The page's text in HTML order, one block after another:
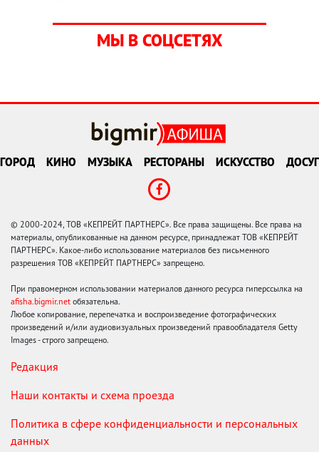
МЫ В СОЦСЕТЯХ
ГОРОД КИНО МУЗЫКА РЕСТОРАНЫ ИСКУССТВО ДОСУГ
© 2000-2024, ТОВ «КЕПРЕЙТ ПАРТНЕРС». Все права защищены. Все права на
материалы, опубликованные на данном ресурсе, принадлежат ТОВ «КЕПРЕЙТ
ПАРТНЕРС». Какое-либо использование материалов без письменного
разрешения ТОВ «КЕПРЕЙТ ПАРТНЕРС» запрещено.
При правомерном использовании материалов данного ресурса гиперссылка на
afisha.bigmir.net обязательна.
Любое копирование, перепечатка и воспроизведение фотографических
произведений и/или аудиовизуальных произведений правообладателя Getty
Images - строго запрещено.
Редакция
Наши контакты и схема проезда
Политика в сфере конфиденциальности и персональных
данных